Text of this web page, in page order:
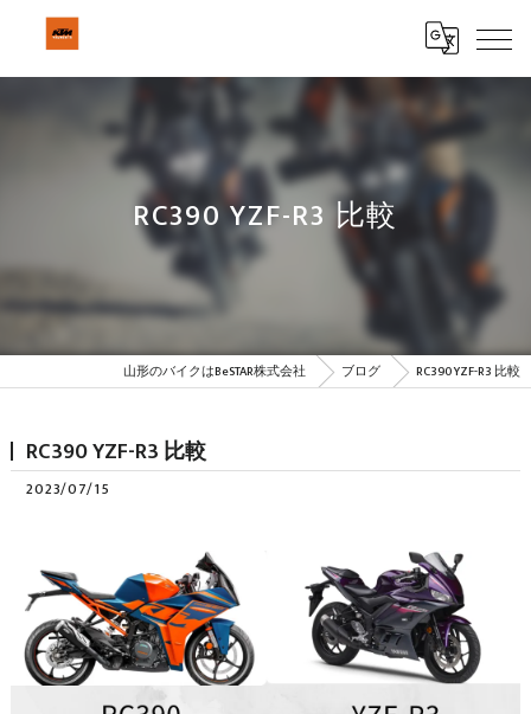
RC390 YZF-R3 比較
山形のバイクはBeSTAR株式会社 ブログ RC390 YZF-R3 比較
RC390 YZF-R3 比較
2023/07/15